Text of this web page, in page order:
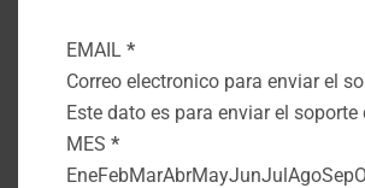
dorado)
Tours en Jeep por los pueblos
Tour Gratis Por Montenegro
Tour Avistamiento de Aves
Recomiendame tours
EMAIL *
Este dato es para enviar el soporte
MES *
EneFebMarAbrMayJunJulAgoSep